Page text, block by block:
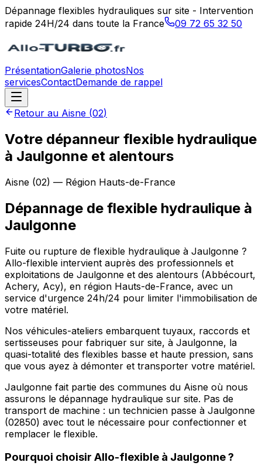
Dépannage flexibles hydrauliques sur site - Intervention
rapide 24H/24 dans toute la France
09 72 65 32 50
PrésentationGalerie photosNos
servicesContactDemande de rappel
Retour au Aisne (02)
Votre dépanneur flexible hydraulique
à Jaulgonne et alentours
Aisne (02) — Région Hauts-de-France
Dépannage de flexible hydraulique à
Jaulgonne
Fuite ou rupture de flexible hydraulique à Jaulgonne ?
Allo-flexible intervient auprès des professionnels et
exploitations de Jaulgonne et des alentours (Abbécourt,
Achery, Acy), en région Hauts-de-France, avec un
service d'urgence 24h/24 pour limiter l'immobilisation de
votre matériel.
Nos véhicules-ateliers embarquent tuyaux, raccords et
sertisseuses pour fabriquer sur site, à Jaulgonne, la
quasi-totalité des flexibles basse et haute pression, sans
que vous ayez à démonter et transporter votre matériel.
Jaulgonne fait partie des communes du Aisne où nous
assurons le dépannage hydraulique sur site. Pas de
transport de machine : un technicien passe à Jaulgonne
(02850) avec tout le nécessaire pour confectionner et
remplacer le flexible.
Pourquoi choisir Allo-flexible à Jaulgonne?